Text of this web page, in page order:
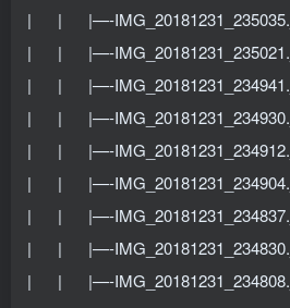
| | |—-
| | |—-
| | |—-
| | |—-
| | |—-
| | |—-
| | |—-
| | |—-
| | |—-